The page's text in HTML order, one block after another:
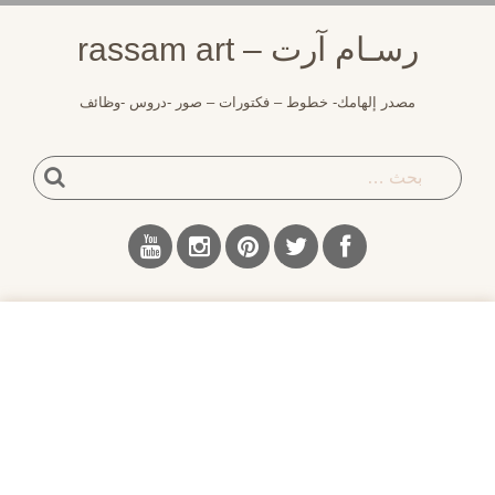
رسـام آرت – rassam art
مصدر إلهامك- خطوط – فكتورات – صور -دروس -وظائف